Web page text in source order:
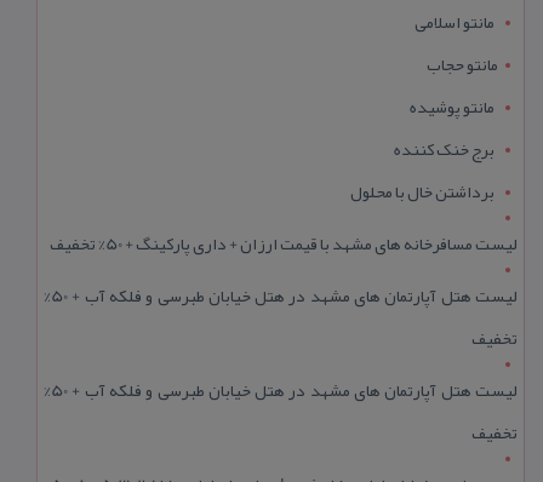
مانتو اسلامی
مانتو حجاب
مانتو پوشیده
برج خنک کننده
برداشتن خال با محلول
لیست مسافرخانه های مشهد با قیمت ارزان + داری پارکینگ + 50% تخفیف
لیست هتل آپارتمان های مشهد در هتل خیابان طبرسی و فلکه آب + 50%
تخفیف
لیست هتل آپارتمان های مشهد در هتل خیابان طبرسی و فلکه آب + 50%
تخفیف